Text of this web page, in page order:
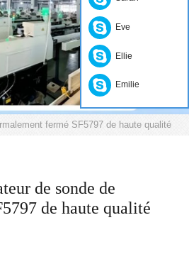
fermé SF5797 de haute qualité
de sonde de
de haute qualité
Eve
Ellie
Emilie